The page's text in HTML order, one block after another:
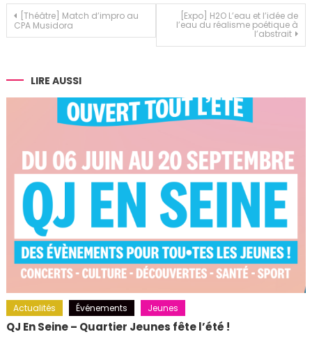
Navigation
de
l’article
[Théâtre] Match d’impro au
CPA Musidora
[Expo] H2O L’eau et l’idée de
l’eau du réalisme poétique à
l’abstrait
LIRE AUSSI
Actualités Événements Jeunes
QJ En Seine – Quartier Jeunes fête l’été !